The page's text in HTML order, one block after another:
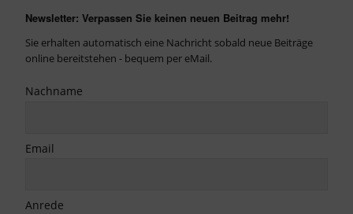
Newsletter: Verpassen Sie keinen neuen Beitrag mehr!
Sie erhalten automatisch eine Nachricht sobald neue Beiträge
online bereitstehen - bequem per eMail.
Nachname
Email
Anrede